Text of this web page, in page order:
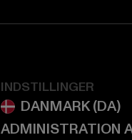
INDSTILLINGER
ADMINISTRATION